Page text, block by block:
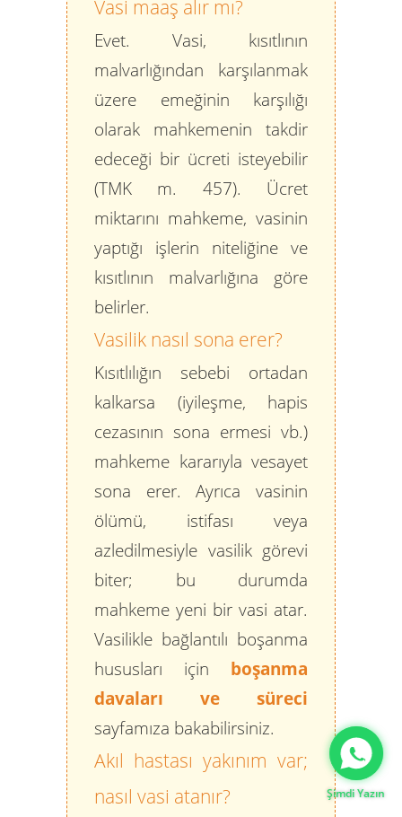
Şimdi Yazın
Vasi maaş alır mı?
Evet. Vasi, kısıtlının
malvarlığından karşılanmak
üzere emeğinin karşılığı
olarak mahkemenin takdir
edeceği bir ücreti isteyebilir
(TMK m. 457). Ücret
miktarını mahkeme, vasinin
yaptığı işlerin niteliğine ve
kısıtlının malvarlığına göre
belirler.
Vasilik nasıl sona erer?
Kısıtlılığın sebebi ortadan
kalkarsa (iyileşme, hapis
cezasının sona ermesi vb.)
mahkeme kararıyla vesayet
sona erer. Ayrıca vasinin
ölümü, istifası veya
azledilmesiyle vasilik görevi
biter; bu durumda
mahkeme yeni bir vasi atar.
Vasilikle bağlantılı boşanma
hususları için boşanma
davaları ve süreci
sayfamıza bakabilirsiniz.
Akıl hastası yakınım var;
nasıl vasi atanır?
Gizlilik Politikası